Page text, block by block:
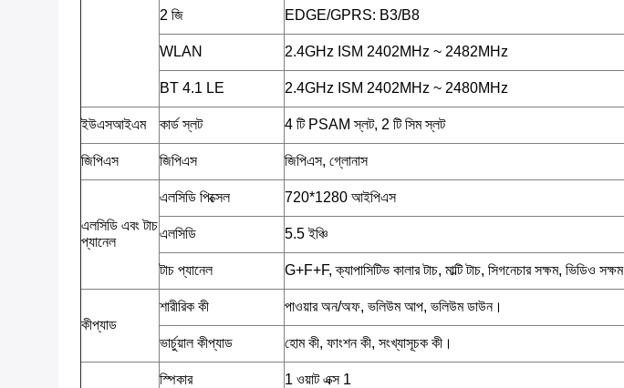
2 জি EDGE/GPRS: B3/B8
WLAN 2.4GHz ISM 2402MHz ~ 2482MHz
BT 4.1 LE 2.4GHz ISM 2402MHz ~ 2480MHz
ইউএসআইএম কার্ড স্লট 4 টি PSAM স্লট, 2 টি সিম স্লট
জিপিএস জিপিএস জিপিএস, গ্লোনাস
এলসিডি এবং টাচ
প্যানেল
এলসিডি পিক্সেল 720*1280 আইপিএস
এলসিডি 5.5 ইঞ্চি
টাচ প্যানেল G+F+F, ক্যাপাসিটিভ কালার টাচ, মাল্টি টাচ, সিগনেচার সক্ষম, ভিডিও সক্ষম
কীপ্যাড
শারীরিক কী পাওয়ার অন/অফ, ভলিউম আপ, ভলিউম ডাউন।
ভার্চুয়াল কীপ্যাড হোম কী, ফাংশন কী, সংখ্যাসূচক কী।
স্পিকার 1 ওয়াট এক্স 1